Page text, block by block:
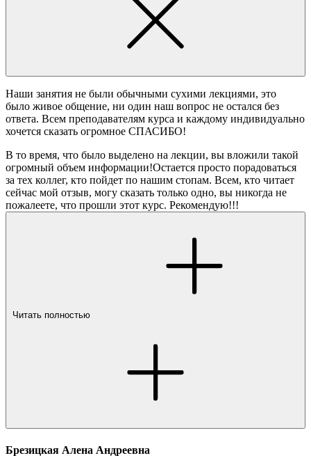
Наши занятия не были обычными сухими лекциями, это
было живое общение, ни один наш вопрос не остался без
ответа. Всем преподавателям курса и каждому индивидуально
хочется сказать огромное СПАСИБО!
В то время, что было выделено на лекции, вы вложили такой
огромный объем информации!Остается просто порадоваться
за тех коллег, кто пойдет по нашим стопам. Всем, кто читает
сейчас мой отзыв, могу сказать только одно, вы никогда не
пожалеете, что прошли этот курс. Рекомендую!!!
Читать полностью
Брезицкая Алена Андреевна